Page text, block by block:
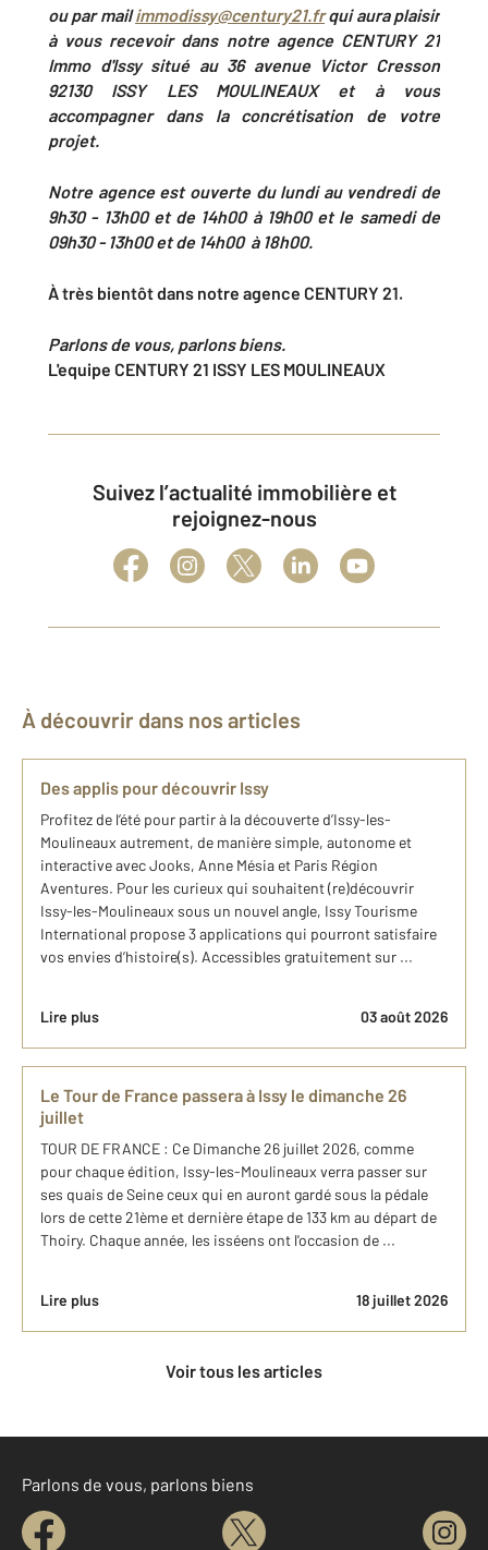
ou par mailimmodissy@century21.frqui aura plaisir
à vous recevoir dans notre agence CENTURY 21
Immo d'Issy situé au 36 avenue Victor Cresson
92130 ISSY LES MOULINEAUX et à vous
accompagner dans la concrétisation de votre
projet.
Notre agence est ouverte du lundi au vendredi de
9h30 - 13h00 et de 14h00 à 19h00 et le samedi de
09h30 - 13h00 et de 14h00 à 18h00.
À très bientôt dans notre agence CENTURY 21.
Parlons de vous, parlons biens.
L'equipe CENTURY 21 ISSY LES MOULINEAUX
Suivez l’actualité immobilière et
rejoignez-nous
À découvrir dans nos articles
Des applis pour découvrir Issy
Profitez de l’été pour partir à la découverte d’Issy-les-
Moulineaux autrement, de manière simple, autonome et
interactive avec Jooks, Anne Mésia et Paris Région
Aventures. Pour les curieux qui souhaitent (re)découvrir
Issy-les-Moulineaux sous un nouvel angle, Issy Tourisme
International propose 3 applications qui pourront satisfaire
vos envies d’histoire(s). Accessibles gratuitement sur ...
Lire plus 03 août 2026
Le Tour de France passera à Issy le dimanche 26
juillet
TOUR DE FRANCE : Ce Dimanche 26 juillet 2026, comme
pour chaque édition, Issy-les-Moulineaux verra passer sur
ses quais de Seine ceux qui en auront gardé sous la pédale
lors de cette 21ème et dernière étape de 133 km au départ de
Thoiry. Chaque année, les isséens ont l'occasion de ...
Lire plus 18 juillet 2026
Voir tous les articles
Parlons de vous, parlons biens